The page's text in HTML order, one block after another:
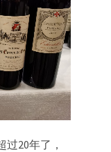
20年了，